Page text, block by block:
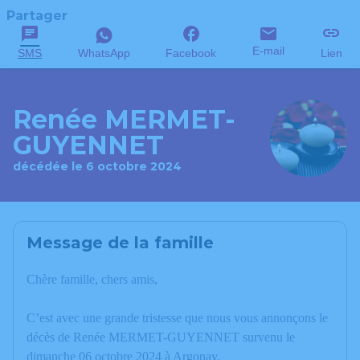
Partager
SMS WhatsApp Facebook E-mail Lien
Renée MERMET-
GUYENNET
décédée le 6 octobre 2024
Message de la famille
Chère famille, chers amis,
C’est avec une grande tristesse que nous vous annonçons le
décès de Renée MERMET-GUYENNET survenu le
dimanche 06 octobre 2024 à Argonay.